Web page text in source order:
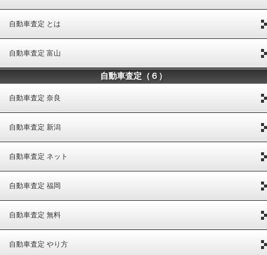
自動車査定 とは
自動車査定 富山
自動車査定（６）
自動車査定 奈良
自動車査定 新潟
自動車査定 ネット
自動車査定 福岡
自動車査定 無料
自動車査定 やり方